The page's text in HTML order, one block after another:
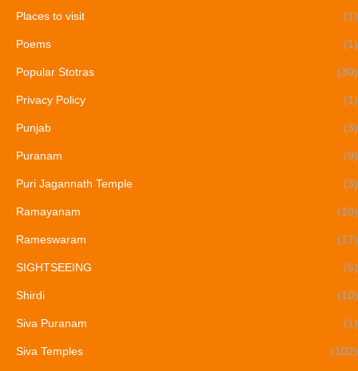
Places to visit (1)
Poems (1)
Popular Stotras (30)
Privacy Policy (1)
Punjab (3)
Puranam (9)
Puri Jagannath Temple (3)
Ramayanam (10)
Rameswaram (17)
SIGHTSEEING (6)
Shirdi (10)
Siva Puranam (1)
Siva Temples (102)